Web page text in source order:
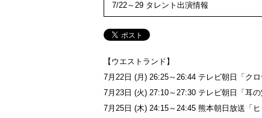
7/22～29 タレント出演情報
【ウエストランド】
7月22日 (月) 26:25～26:44 テレビ朝日「クロ
7月23日 (火) 27:10～27:30 テレビ朝日「耳
7月25日 (木) 24:15～24:45 熊本朝日放送「